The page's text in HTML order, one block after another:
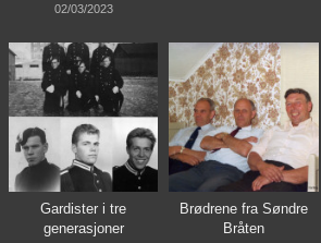
02/03/2023
Gardister i tre
generasjoner
Brødrene fra Søndre
Bråten